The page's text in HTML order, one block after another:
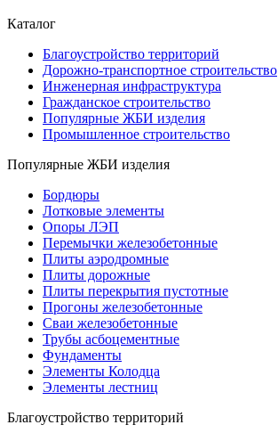
Каталог
Благоустройство территорий
Дорожно-транспортное строительство
Инженерная инфраструктура
Гражданское строительство
Популярные ЖБИ изделия
Промышленное строительство
Популярные ЖБИ изделия
Бордюры
Лотковые элементы
Опоры ЛЭП
Перемычки железобетонные
Плиты аэродромные
Плиты дорожные
Плиты перекрытия пустотные
Прогоны железобетонные
Сваи железобетонные
Трубы асбоцементные
Фундаменты
Элементы Колодца
Элементы лестниц
Благоустройство территорий